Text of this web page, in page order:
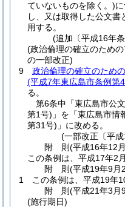
ていないものを除く。)
し、又は取得した公文
用する。
(追加〔平成16年
(政治倫理の確立のため
の一部改正)
9
政治倫理の確立のため
(平成7年東広島市条例第
る。
第6条中「東広島市公
第1号) 」を「東広島市情
第31号) 」に改める。
(一部改正〔平
附 則(平成16年12
この条例は、平成17年2
附 則(平成19年9月
1
この条例は、平成19年
附 則(平成21年3月
(施行期日)